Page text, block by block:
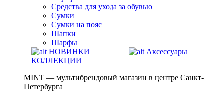
Средства для ухода за обувью
Сумки
Сумки на пояс
Шапки
Шарфы
НОВИНКИ
КОЛЛЕКЦИИ
Аксессуары
MINT — мультибрендовый магазин в центре Санкт-
Петербурга